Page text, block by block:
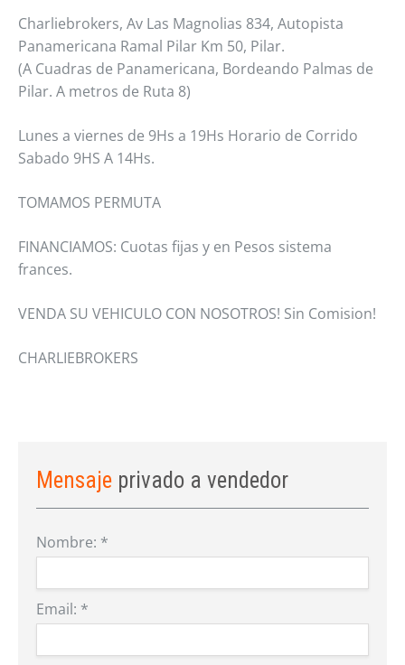
Charliebrokers, Av Las Magnolias 834, Autopista
Panamericana Ramal Pilar Km 50, Pilar.
(A Cuadras de Panamericana, Bordeando Palmas de
Pilar. A metros de Ruta 8)
Lunes a viernes de 9Hs a 19Hs Horario de Corrido
Sabado 9HS A 14Hs.
TOMAMOS PERMUTA
FINANCIAMOS: Cuotas fijas y en Pesos sistema
frances.
VENDA SU VEHICULO CON NOSOTROS! Sin Comision!
CHARLIEBROKERS
Mensaje privado a vendedor
Nombre: *
Email: *